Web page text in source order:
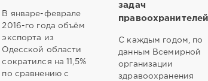
В январе-феврале
2016-го года объём
экспорта из
Одесской области
сократился на 11,5%
по сравнению с
задач
С каждым годом, по
данным Всемирной
организации
здравоохранения